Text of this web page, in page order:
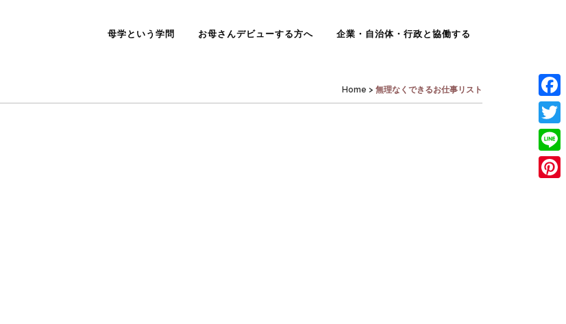
母学という学問 お母さんデビューする方へ 企業・自治体・行政と協働する
Home > 無理なくできるお仕事リスト
Line